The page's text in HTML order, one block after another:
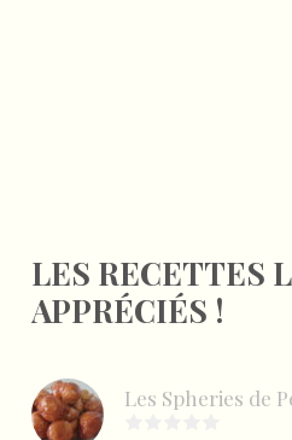
LES RECETTES
APPRÉCIÉS !
Les Spheries de